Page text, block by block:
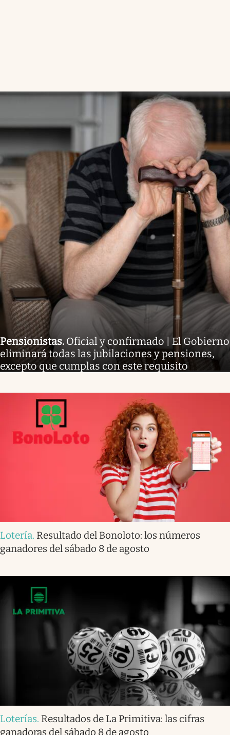
Pensionistas. Oficial y confirmado | El Gobierno
eliminará todas las jubilaciones y pensiones,
excepto que cumplas con este requisito
Lotería. Resultado del Bonoloto: los números
ganadores del sábado 8 de agosto
Loterías. Resultados de La Primitiva: las cifras
ganadoras del sábado 8 de agosto